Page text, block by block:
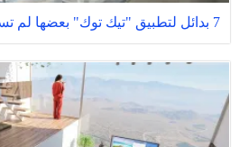
7 بدائل لتطبيق "تيك توك" بعضها لم تسمع عنه من قبل